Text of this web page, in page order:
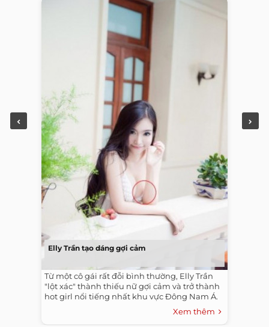
Elly Trần tạo dáng gợi cảm
Từ một cô gái rất đỗi bình thường, Elly Trần
"lột xác" thành thiếu nữ gợi cảm và trở thành
hot girl nổi tiếng nhất khu vực Đông Nam Á.
Xem thêm